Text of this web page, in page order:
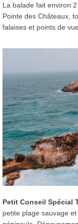
La balade fait environ
Pointe des Châteaux,
falaises et points de
Petit Conseil Spécial
petite plage sauvage